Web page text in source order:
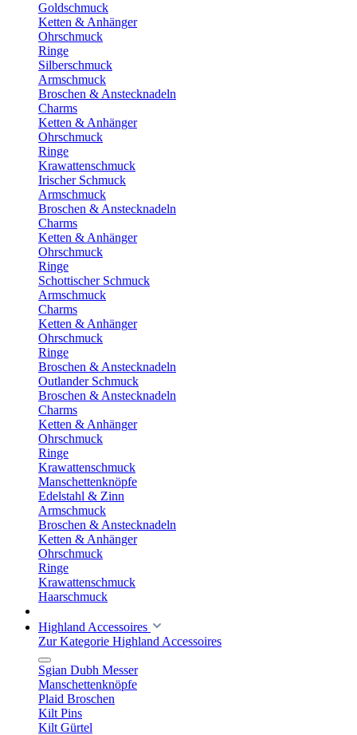
Goldschmuck
Ketten & Anhänger
Ohrschmuck
Ringe
Silberschmuck
Armschmuck
Broschen & Anstecknadeln
Charms
Ketten & Anhänger
Ohrschmuck
Ringe
Krawattenschmuck
Irischer Schmuck
Armschmuck
Broschen & Anstecknadeln
Charms
Ketten & Anhänger
Ohrschmuck
Ringe
Schottischer Schmuck
Armschmuck
Charms
Ketten & Anhänger
Ohrschmuck
Ringe
Broschen & Anstecknadeln
Outlander Schmuck
Broschen & Anstecknadeln
Charms
Ketten & Anhänger
Ohrschmuck
Ringe
Krawattenschmuck
Manschettenknöpfe
Edelstahl & Zinn
Armschmuck
Broschen & Anstecknadeln
Ketten & Anhänger
Ohrschmuck
Ringe
Krawattenschmuck
Haarschmuck
Highland Accessoires
Zur Kategorie Highland Accessoires
Sgian Dubh Messer
Manschettenknöpfe
Plaid Broschen
Kilt Pins
Kilt Gürtel